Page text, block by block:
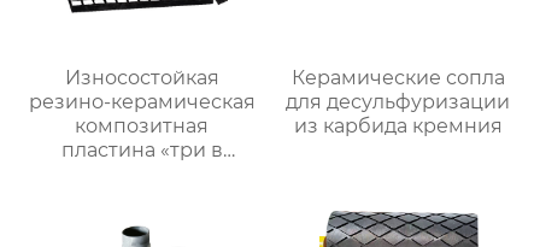
Износостойкая
резино-керамическая
композитная
пластина «три в
Керамические сопла
для десульфуризации
из карбида кремния